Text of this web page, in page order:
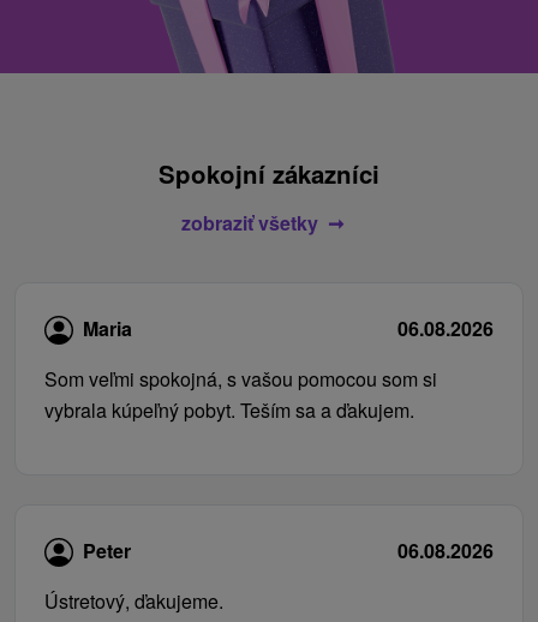
Spokojní zákazníci
zobraziť všetky
Maria
06.08.2026
Som veľmi spokojná, s vašou pomocou som si
vybrala kúpeľný pobyt. Teším sa a ďakujem.
Peter
06.08.2026
Ústretový, ďakujeme.